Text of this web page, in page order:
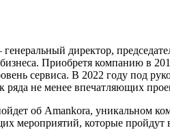
директор,
Приобретя компанию в
сервиса. В 2022 году под
ряда не менее впечатляющих
об Amankora, уникальном
мероприятий, которые пройдут